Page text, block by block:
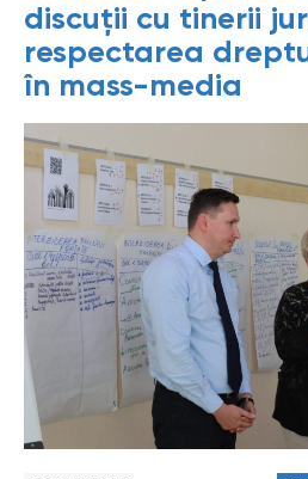
discuții cu tinerii
respectarea
în mass-media